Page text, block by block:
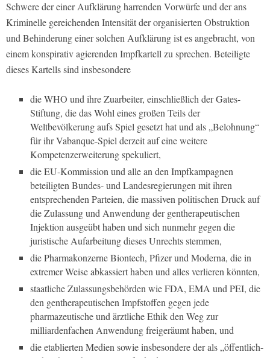
Schwere der einer Aufklärung harrenden Vorwürfe und der ans
Kriminelle gereichenden Intensität der organisierten Obstruktion
und Behinderung einer solchen Aufklärung ist es angebracht, von
einem konspirativ agierenden Impfkartell zu sprechen. Beteiligte
dieses Kartells sind insbesondere
die WHO und ihre Zuarbeiter, einschließlich der Gates-
Stiftung, die das Wohl eines großen Teils der
Weltbevölkerung aufs Spiel gesetzt hat und als „Belohnung“
für ihr Vabanque-Spiel derzeit auf eine weitere
Kompetenzerweiterung spekuliert,
die EU-Kommission und alle an den Impfkampagnen
beteiligten Bundes- und Landesregierungen mit ihren
entsprechenden Parteien, die massiven politischen Druck auf
die Zulassung und Anwendung der gentherapeutischen
Injektion ausgeübt haben und sich nunmehr gegen die
juristische Aufarbeitung dieses Unrechts stemmen,
die Pharmakonzerne Biontech, Pfizer und Moderna, die in
extremer Weise abkassiert haben und alles verlieren könnten,
staatliche Zulassungsbehörden wie FDA, EMA und PEI, die
den gentherapeutischen Impfstoffen gegen jede
pharmazeutische und ärztliche Ethik den Weg zur
milliardenfachen Anwendung freigeräumt haben, und
die etablierten Medien sowie insbesondere der als „öffentlich-